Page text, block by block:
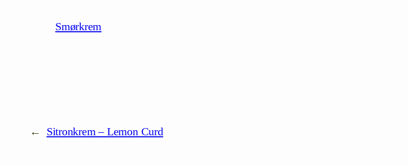
Smørkrem
← Sitronkrem – Lemon Curd